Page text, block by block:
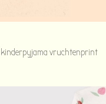
kinderpyjama vruchtenprint
image slideshow Items